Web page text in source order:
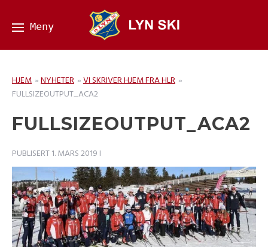
HJEM »NYHETER »VI SKRIVER HJEM FRA HLR »
FULLSIZEOUTPUT_ACA2
FULLSIZEOUTPUT_ACA2
PUBLISERT1. MARS 2019 I